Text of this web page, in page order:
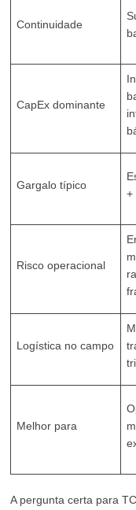
Continuidade
CapEx dominante
Gargalo típico
+
Risco operacional
Logística no campo
Melhor para
A pergunta certa para